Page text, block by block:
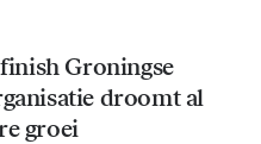
Groningse
droomt al
groei